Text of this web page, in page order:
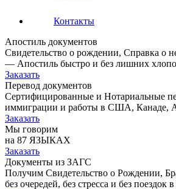
Контакты
Апостиль документов
Свидетельство о рождении, Справка о
— Апостиль быстро и без лишних
Заказать
Перевод документов
Сертифицированные и Нотариальные
иммиграции и работы в США, Канаде,
Заказать
Мы говорим
на 87 ЯЗЫКАХ
Заказать
Документы из ЗАГС
Получим Свидетельство о Рождении,
без очередей, без стресса и без поездок